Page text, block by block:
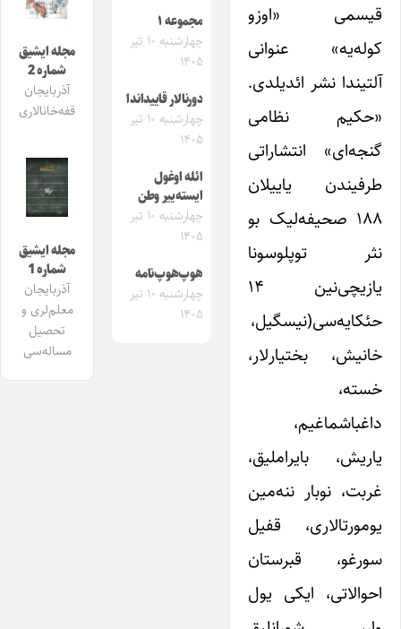
قیسمی «اوزو
کوله‌یه» عنوانی
آلتیندا نشر ائدیلدی.
«حکیم نظامی
گنجه‌ای» انتشاراتی
طرفیندن یاییلان
۱۸۸ صحیفه‌لیک بو
نثر توپلوسونا
یازیچی‌نین ۱۴
حئکایه‌سی(نیسگیل،
خانیش، بختیارلار،
خسته،
داغباشماغیم،
یاریش، بایراملیق،
غربت، نوبار ننه‌مین
یومورتالاری، قفیل
سورغو، قبرستان
احوالاتی، ایکی یول
مجموعه ۱
چهارشنبه ۱۰ تیر
۱۴۰۵
دورنالار قاییداندا
چهارشنبه ۱۰ تیر
۱۴۰۵
ائله اوغول
ایسته‌ییر وطن
چهارشنبه ۱۰ تیر
۱۴۰۵
هوپ‌هوپ‌نامه
چهارشنبه ۱۰ تیر
۱۴۰۵
مجله ایشیق
شماره 2
آذربایجان
قفه‌خانالاری
مجله ایشیق
شماره 1
آذربایجان
معلم‌لری و
تحصیل
مساله‌سی